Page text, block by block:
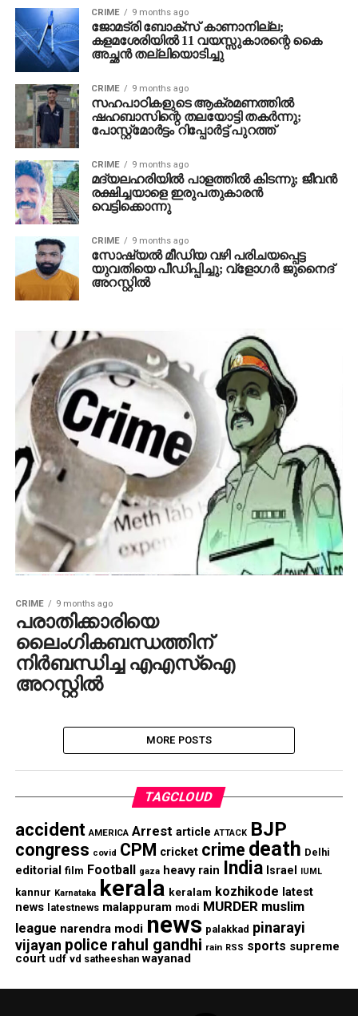
CRIME 9 months ago
ജോമട്രി ബോക്സ് കാണാനില്ല;
കളമശേരിയിൽ 11 വയസ്സുകാരന്റെ കൈ
അച്ഛൻ തല്ലിയൊടിച്ചു
CRIME 9 months ago
സഹപാഠികളുടെ ആക്രമണത്തിൽ
ഷഹബാസിന്റെ തലയോട്ടി തകർന്നു;
പോസ്റ്റ്മോർട്ടം റിപ്പോർട്ട് പുറത്ത്
CRIME 9 months ago
മദ്യലഹരിയില്‍ പാളത്തില്‍ കിടന്നു; ജീവന്‍
രക്ഷിച്ചയാളെ ഇരുപതുകാരന്‍
വെട്ടിക്കൊന്നു
CRIME 9 months ago
സോഷ്യല്‍ മീഡിയ വഴി പരിചയപ്പെട്ട
യുവതിയെ പീഡിപ്പിച്ചു; വ്‌ളോഗര്‍ ജുനെെദ്
അറസ്റ്റില്‍
CRIME 9 months ago
പരാതിക്കാരിയെ
ലൈംഗികബന്ധത്തിന്
നിര്‍ബന്ധിച്ച എഎസ്ഐ
അറസ്റ്റില്‍
MORE POSTS
TAGCLOUD
accident AMERICA Arrest article ATTACK BJP
congress covid CPM cricket crime death Delhi
editorial film Football gaza heavy rain India Israel IUML
kannur Karnataka kerala keralam kozhikode latest
news
latestnews malappuram modi MURDER muslim
league narendra modi news palakkad pinarayi
vijayan police rahul gandhi rain RSS sports supreme
court udf vd satheeshan wayanad